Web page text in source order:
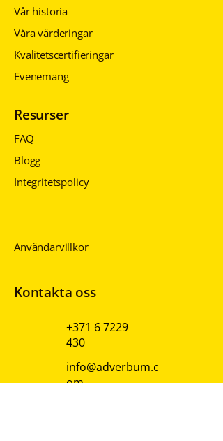
Vår historia
Våra värderingar
Kvalitetscertifieringar
Evenemang
Resurser
FAQ
Blogg
Integritetspolicy
Användarvillkor
Kontakta oss
+371 6 7229
430
info@adverbum.c
om